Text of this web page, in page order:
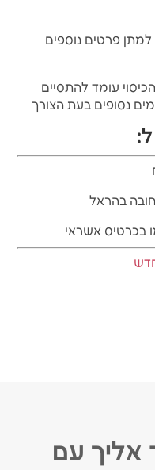
פרטים נוספים
עומד להתסיים
בהראל
בכרטיס אשראי
אליך עם